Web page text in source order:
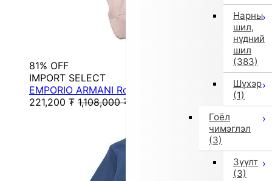
Нарны
шил,
нүдний
шил
(383)
Шүхэр
(1)
Гоёл
чимэглэл
(3)
Зүүлт
(3)
81% OFF
IMPORT SELECT
EMPORIO ARMANI Romper Set (Pink)
221,200 ₮ 1,108,000 ₮